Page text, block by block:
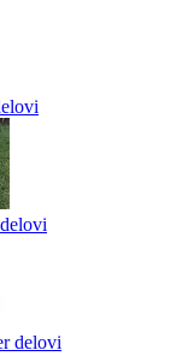
delovi